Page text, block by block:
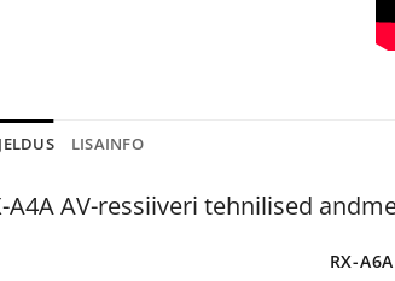
LISAINFO
A4A AV-ressiiveri tehnilised
RX-A6A